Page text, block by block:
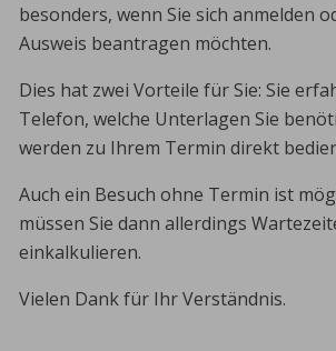
besonders, wenn Sie sich anmelden
Ausweis beantragen möchten.
Dies hat zwei Vorteile für Sie: Sie
Telefon, welche Unterlagen Sie
werden zu Ihrem Termin direkt
Auch ein Besuch ohne Termin ist
müssen Sie dann allerdings
einkalkulieren.
Vielen Dank für Ihr Verständnis.